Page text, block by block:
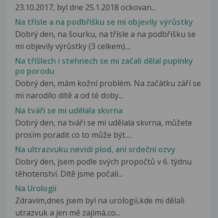
23.10.2017, byl dne 25.1.2018 ockovan...
Na třísle a na podbřišku se mi objevily výrůstky
Dobrý den, na šourku, na třísle a na podbřišku se
mi objevily výrůstky (3 celkem)....
Na tříšlech i stehnech se mi začali dělal pupínky
po porodu
Dobrý den, mám kožní problém. Na začátku září se
mi narodilo dítě a od té doby...
Na tváři se mi udělala skvrna
Dobrý den, na tváři se mi udělala skvrna, můžete
prosím poradit co to může být.....
Na ultrazvuku nevidí plod, ani srdeční ozvy
Dobrý den, jsem podle svých propočtů v 6. týdnu
těhotenství. Dítě jsme počali...
Na Urologii
Zdravím,dnes jsem byl na urologii,kde mi dělali
utrazvuk a jen mě zajímá,co...